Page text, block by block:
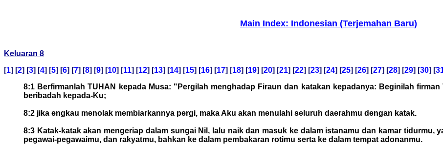
Main Index: Indonesian (Terjemahan Baru)
Keluaran 8
[1] [2] [3] [4] [5] [6] [7] [8] [9] [10] [11] [12] [13] [14] [15] [16] [17] [18] [19] [20] [21] [22] [23] [24] [25] [26] [27] [28] [29] [30] [
8:1 Berfirmanlah TUHAN kepada Musa: "Pergilah menghadap Firaun dan katakan kepadanya: Beginilah
beribadah kepada-Ku;
8:2 jika engkau menolak membiarkannya pergi, maka Aku akan menulahi seluruh daerahmu dengan katak.
8:3 Katak-katak akan mengeriap dalam sungai Nil, lalu naik dan masuk ke dalam istanamu dan kamar tidurmu,
pegawai-pegawaimu, dan rakyatmu, bahkan ke dalam pembakaran rotimu serta ke dalam tempat adonanmu.